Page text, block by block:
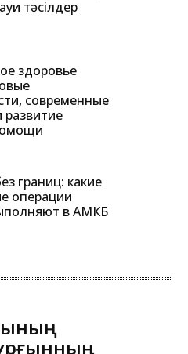
тәсілдер
здоровье
современные
границ: какие
операции
в АМКБ